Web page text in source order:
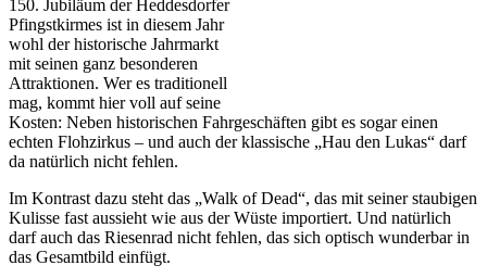
150. Jubiläum der Heddesdorfer
Pfingstkirmes ist in diesem Jahr
wohl der historische Jahrmarkt
mit seinen ganz besonderen
Attraktionen. Wer es traditionell
mag, kommt hier voll auf seine
Kosten: Neben historischen Fahrgeschäften gibt es sogar einen
echten Flohzirkus – und auch der klassische „Hau den Lukas“ darf
da natürlich nicht fehlen.
Im Kontrast dazu steht das „Walk of Dead“, das mit seiner staubigen
Kulisse fast aussieht wie aus der Wüste importiert. Und natürlich
darf auch das Riesenrad nicht fehlen, das sich optisch wunderbar in
das Gesamtbild einfügt.